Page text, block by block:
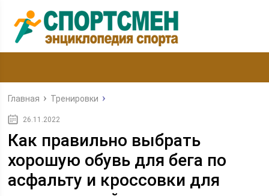
Главная Тренировки
26.11.2022
Как правильно выбрать
хорошую обувь для бега по
асфальту и кроссовки для